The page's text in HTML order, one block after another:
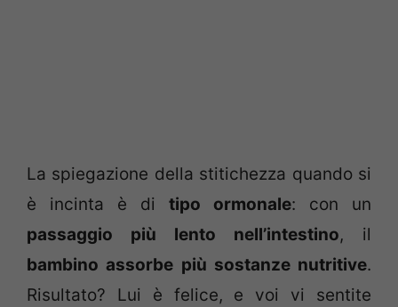
La spiegazione della stitichezza quando si
è incinta è di tipo ormonale: con un
passaggio più lento nell’intestino, il
bambino assorbe più sostanze nutritive.
Risultato? Lui è felice, e voi vi sentite